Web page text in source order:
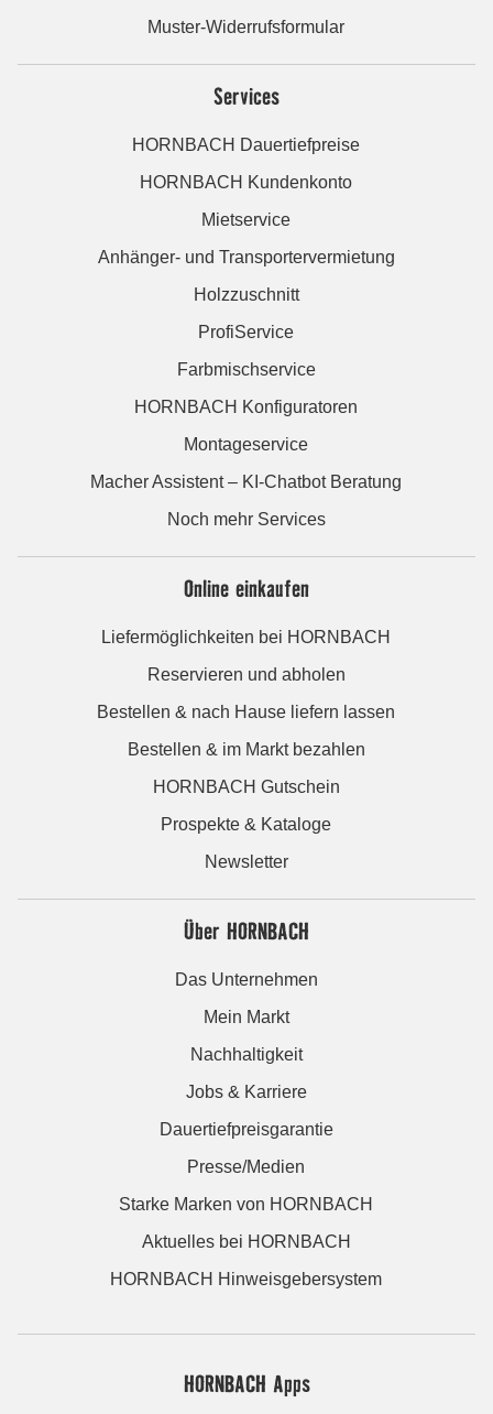
Muster-Widerrufsformular
Services
HORNBACH Dauertiefpreise
HORNBACH Kundenkonto
Mietservice
Anhänger- und Transportervermietung
Holzzuschnitt
ProfiService
Farbmischservice
HORNBACH Konfiguratoren
Montageservice
Macher Assistent – KI-Chatbot Beratung
Noch mehr Services
Online einkaufen
Liefermöglichkeiten bei HORNBACH
Reservieren und abholen
Bestellen & nach Hause liefern lassen
Bestellen & im Markt bezahlen
HORNBACH Gutschein
Prospekte & Kataloge
Newsletter
Über HORNBACH
Das Unternehmen
Mein Markt
Nachhaltigkeit
Jobs & Karriere
Dauertiefpreisgarantie
Presse/Medien
Starke Marken von HORNBACH
Aktuelles bei HORNBACH
HORNBACH Hinweisgebersystem
HORNBACH Apps